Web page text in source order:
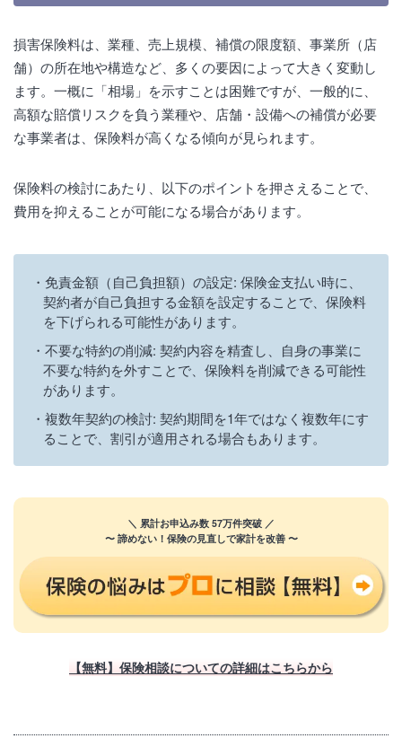
損害保険料は、業種、売上規模、補償の限度額、事業所（店
舗）の所在地や構造など、多くの要因によって大きく変動し
ます。一概に「相場」を示すことは困難ですが、一般的に、
高額な賠償リスクを負う業種や、店舗・設備への補償が必要
な事業者は、保険料が高くなる傾向が見られます。
保険料の検討にあたり、以下のポイントを押さえることで、
費用を抑えることが可能になる場合があります。
免責金額（自己負担額）の設定: 保険金支払い時に、
契約者が自己負担する金額を設定することで、保険料
を下げられる可能性があります。
不要な特約の削減: 契約内容を精査し、自身の事業に
不要な特約を外すことで、保険料を削減できる可能性
があります。
複数年契約の検討: 契約期間を1年ではなく複数年にす
ることで、割引が適用される場合もあります。
＼ 累計お申込み数 57万件突破 ／
〜 諦めない！保険の見直しで家計を改善 〜
【無料】保険相談についての詳細はこちらから